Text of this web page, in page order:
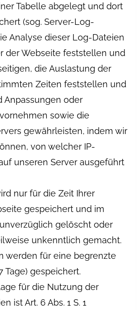
Tabelle abgelegt und dort
(sog. Server-Log-
Analyse dieser Log-Dateien
der Webseite feststellen und
die Auslastung der
Zeiten feststellen und
Anpassungen oder
sowie die
gewährleisten, indem wir
von welcher IP-
unseren Server ausgeführt
nur für die Zeit Ihrer
gespeichert und im
gelöscht oder
unkenntlich gemacht.
werden für eine begrenzte
Tage) gespeichert.
für die Nutzung der
ist Art. 6 Abs. 1 S. 1